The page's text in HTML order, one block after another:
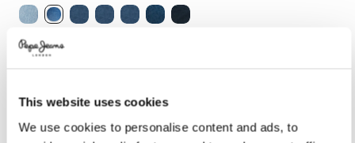
This website uses cookies
We use cookies to personalise content and ads, to
SÉLECTIONNEZ LA TAILLE: